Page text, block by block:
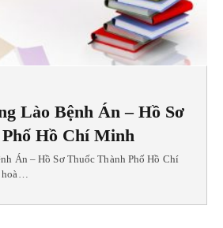
Lào Bệnh Án – Hồ Sơ
Hồ Chí Minh
Án – Hồ Sơ Thuốc Thành Phố Hồ Chí